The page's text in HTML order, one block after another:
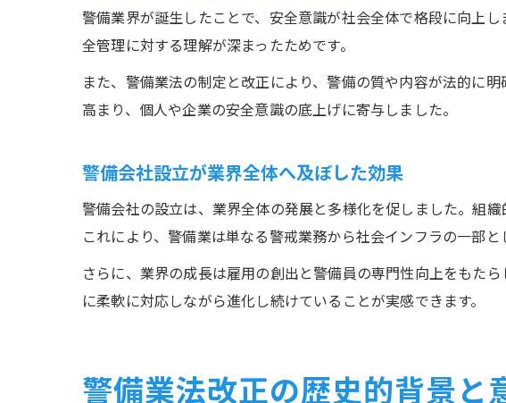
警備業界が誕生したことで、安全意識が社会全体で格段に向上
全管理に対する理解が深まったためです。
また、警備業法の制定と改正により、警備の質や内容が法的に
高まり、個人や企業の安全意識の底上げに寄与しました。
警備会社設立が業界全体へ及ぼした効果
警備会社の設立は、業界全体の発展と多様化を促しました。組
これにより、警備業は単なる警戒業務から社会インフラの一部と
さらに、業界の成長は雇用の創出と警備員の専門性向上をもた
に柔軟に対応しながら進化し続けていることが実感できます。
警備業法改正の歴史的背景と